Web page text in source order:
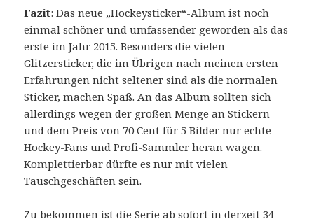
Fazit: Das neue „Hockeysticker“-Album ist noch
einmal schöner und umfassender geworden als das
erste im Jahr 2015. Besonders die vielen
Glitzersticker, die im Übrigen nach meinen ersten
Erfahrungen nicht seltener sind als die normalen
Sticker, machen Spaß. An das Album sollten sich
allerdings wegen der großen Menge an Stickern
und dem Preis von 70 Cent für 5 Bilder nur echte
Hockey-Fans und Profi-Sammler heran wagen.
Komplettierbar dürfte es nur mit vielen
Tauschgeschäften sein.
Zu bekommen ist die Serie ab sofort in derzeit 34